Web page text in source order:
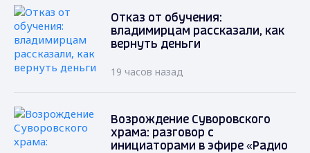
Отказ от обучения:
владимирцам рассказали, как
вернуть деньги
19 часов назад
Возрождение Суворовского
храма: разговор с
инициаторами в эфире «Радио